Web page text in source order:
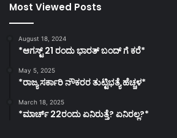
Most Viewed Posts
August 18, 2024
*ಆಗಸ್ಟ್ 21 ರಂದು ಭಾರತ್‌ ಬಂದ್‌ ಗೆ ಕರೆ*
May 5, 2025
*ರಾಜ್ಯ ಸರ್ಕಾರಿ ನೌಕರರ ತುಟ್ಟಿಭತ್ಯೆ ಹೆಚ್ಚಳ*
March 18, 2025
*ಮಾರ್ಚ್ 22ರಂದು ಏನಿರುತ್ತೆ? ಏನಿರಲ್ಲ?*